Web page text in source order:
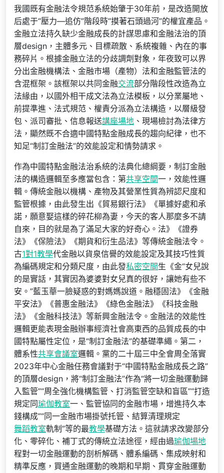
我國既有金融法令規范系統始肇于30年前，是改造開放
后處于“壓力—追仿”階段時“摸著石頭過河”的權宜產品。
金融立法持久缺少金融成長的計謀思慮和金融法治的頂
層design，主體多元、目標疏散、系統複雜、內在的事
務碎片。根據金融立法的分歧調劑對象，年夜致可以界
分出金融機構法、金融市場（產物）法和金融監管法的
含混框架。該框架以共同金融交流部分階段性改造為立
法緣由，以國外相干成文法為立法模板，以分業屬地、
前提準進、法式規范、權責分派為立法構造，以層級發
包、派司審批、信息報送講座場地 、現場檢討為法律方
法，顯然既不合適中國特點金融成長的趨向紀律，也不
知足“制訂金融法”的效能設定和情勢請求。
作為中國特點金融法治系統的法典化總綱要，制訂金融
法的構造邏輯至多應當包含：第共享空間一，效能性邏
輯。傳統金融以機構、產物及其營業性質為辨認尺度和
監管根據，由此發生出《貿易銀行法》《單據好處和承
諾，願意娶這樣的碎花柳為妻，今天的客人那麼多不請
自來，目的就是為了滿足大家的好奇心。法》《證券
法》《保險法》《期貨和衍生品法》等傳統金融法令。
古1對1教學代金融以貨泉信譽的效能設定及其技巧性質
為編碼規定和分類尺度，由此發私密空間生《金“女兒說
的是實話，其實因為婆婆對女兒真的很好，讓她有些不
安。”藍玉華一臉疑惑的對媽媽說道。融穩固法》《金融
平安法》《普惠金融法》《綠色金融法》《科技金融
法》《金融科技法》等新興金融法令。金融法的效能性
邏輯更能表現金融辦事經濟社會高東西的品質成長的中
國特點屬性定位，是“制訂金融法”的基礎準繩。第二，
體系性共享會議室邏輯。黨的二十屆三中全會周全落實
2023年中心金融任務會議對于“中國特點金融成長之路”
的頂層design，將“制訂金融法”作為“將一切金融運動歸
入監管”“周全強化機構監管、打消監管空缺和盲區”“打造
規定同瑜伽教室一、監管協同的金融市場，增進持久本
錢構成”“同一金融市場掛號托管、結算清理規定
舞蹈教室軌制”等的最教學基礎方法。這就請求改變部分
化、零碎化、補丁式的傳統立法途徑，經由過瑜伽場地
程對一切金融運動的剖析解碼、體系編碼、集成映射和
精準反應，買通金融運動的晚期和早期、貫穿金融運動